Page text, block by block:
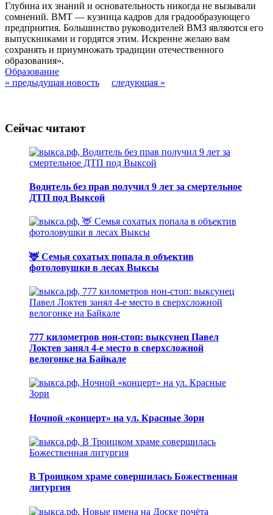
Глубина их знаний и основательность никогда не вызывали
сомнений. ВМТ — кузница кадров для градообразующего
предприятия. Большинство руководителей ВМЗ являются его
выпускниками и гордятся этим. Искренне желаю вам
сохранять и приумножать традиции отечественного
образования».
Образование
« предыдущая новость
следующая »
Сейчас читают
Водитель без прав получил 9 лет за смертельное
ДТП под Выксой
🦌 Семья сохатых попала в объектив
фотоловушки в лесах Выксы
777 километров нон-стоп: выксунец Павел
Локтев занял 4-е место в сверхсложной
велогонке на Байкале
Ночной «концерт» на ул. Красные Зори
В Троицком храме совершилась Божественная
литургия